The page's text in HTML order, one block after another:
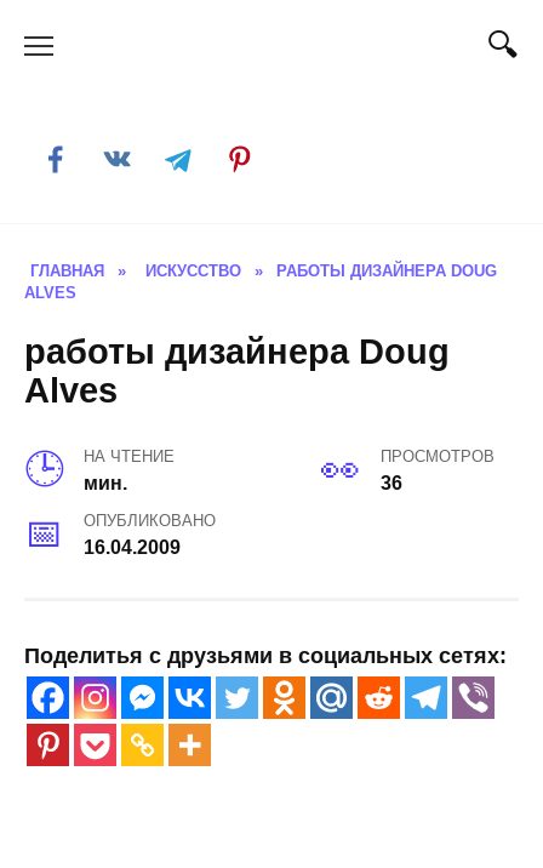
ГЛАВНАЯ » ИСКУССТВО »
РАБОТЫ ДИЗАЙНЕРА DOUG
ALVES
работы дизайнера Doug
Alves
НА ЧТЕНИЕ
мин.
ПРОСМОТРОВ
36
ОПУБЛИКОВАНО
16.04.2009
Поделитья с друзьями в социальных сетях: